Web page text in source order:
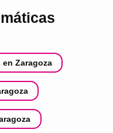
Zaragoza